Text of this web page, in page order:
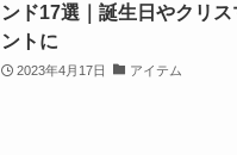
ンド17選｜誕生日やクリ
ントに
2023年4月17日 アイテム